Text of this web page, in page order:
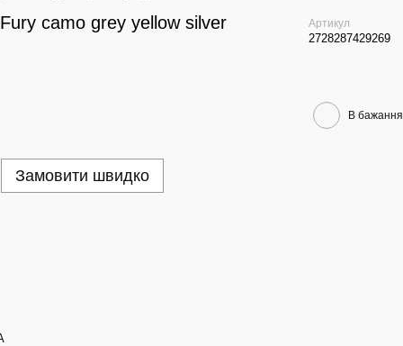
camo grey yellow silver Артикул
2728287429269
В бажання
Замовити швидко